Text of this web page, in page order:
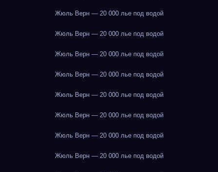
Жюль Верн — 20 000 лье под водой
Жюль Верн — 20 000 лье под водой
Жюль Верн — 20 000 лье под водой
Жюль Верн — 20 000 лье под водой
Жюль Верн — 20 000 лье под водой
Жюль Верн — 20 000 лье под водой
Жюль Верн — 20 000 лье под водой
Жюль Верн — 20 000 лье под водой